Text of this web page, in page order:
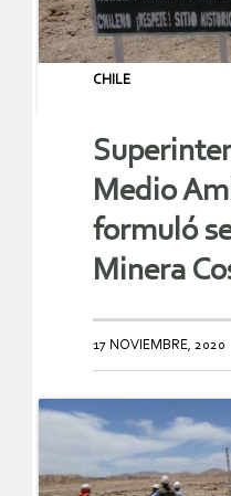
CHILE
Medio
formuló
Minera
17 NOVIEMBRE, 2020